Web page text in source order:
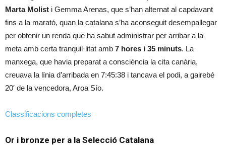
Marta Molist i Gemma Arenas, que s’han alternat al capdavant
fins a la marató, quan la catalana s’ha aconseguit desempallegar
per obtenir un renda que ha sabut administrar per arribar a la
meta amb certa tranquil·litat amb 7 hores i 35 minuts. La
manxega, que havia preparat a consciència la cita canària,
creuava la línia d’arribada en 7:45:38 i tancava el podi, a gairebé
20′ de la vencedora, Aroa Sío.
Classificacions completes
Or i bronze per a la Selecció Catalana